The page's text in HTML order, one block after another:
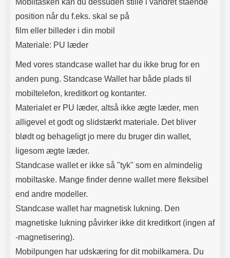
Mobiltasken kan du dessuden stille i vandret stående
position når du f.eks. skal se på
film eller billeder i din mobil
Materiale: PU læder
Med vores standcase wallet har du ikke brug for en
anden pung. Standcase Wallet har både plads til
mobiltelefon, kreditkort og kontanter.
Materialet er PU læder, altså ikke ægte læder, men
alligevel et godt og slidstærkt materiale. Det bliver
blødt og behageligt jo mere du bruger din wallet,
ligesom ægte læder.
Standcase wallet er ikke så "tyk" som en almindelig
mobiltaske. Mange finder denne wallet mere fleksibel
end andre modeller.
Standcase wallet har magnetisk lukning. Den
magnetiske lukning påvirker ikke dit kreditkort (ingen af​
-magnetisering).
Mobilpungen har udskæring for dit mobilkamera. Du